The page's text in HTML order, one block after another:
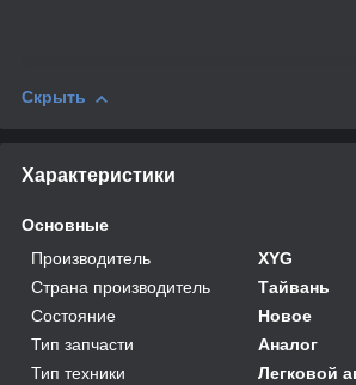
Скрыть
Характеристики
Основные
Производитель
XYG
Страна производитель
Тайвань
Состояние
Новое
Тип запчасти
Аналог
Тип техники
Легковой